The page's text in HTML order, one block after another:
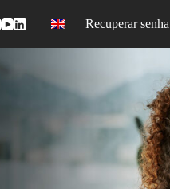
Recuperar senha